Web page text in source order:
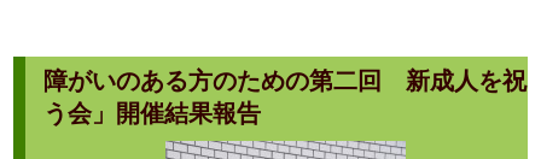
障がいのある方のための第二回 新成人を祝
う会」開催結果報告